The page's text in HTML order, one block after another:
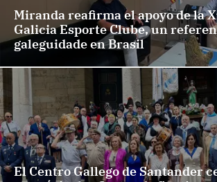
Miranda reafirma el apoyo de la
Galicia Esporte Clube, un
galeguidade en Brasil
El Centro Gallego de Santander